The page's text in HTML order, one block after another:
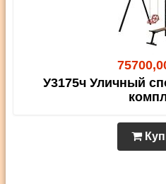
У3175ч Уличный